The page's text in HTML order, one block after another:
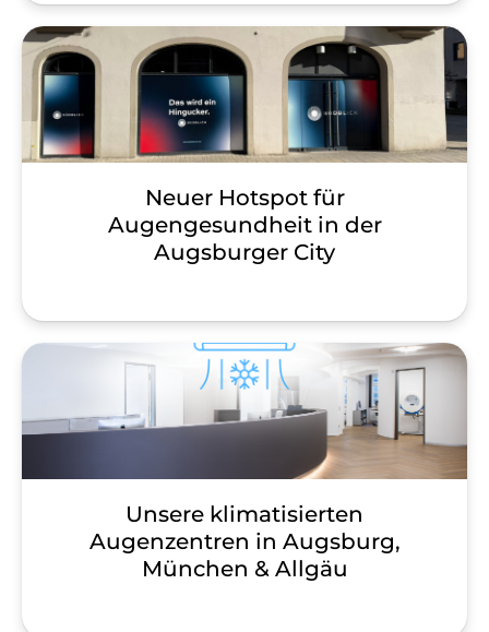
Neuer Hotspot für
Augengesundheit in der
Augsburger City
Unsere klimatisierten
Augenzentren in Augsburg,
München & Allgäu